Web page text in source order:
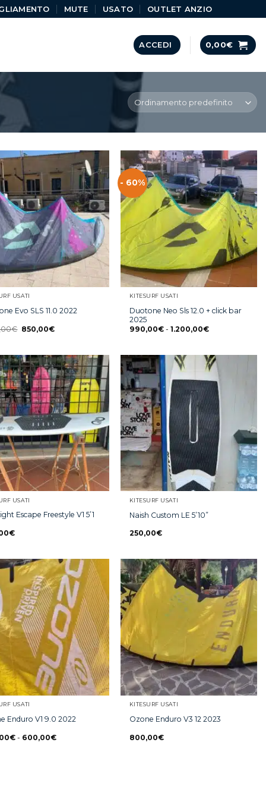
MUTE USATO OUTLET ANZIO
ACCEDI 0,00€
USATI
Evo SLS 11.0 2022
€ 850,00€
- 60%
KITESURF USATI
Duotone Neo Sls 12.0 + click bar
2025
990,00€ - 1.200,00€
USATI
Escape Freestyle V1 5’1
€
KITESURF USATI
Naish Custom LE 5’10”
250,00€
USATI
Enduro V1 9.0 2022
€ - 600,00€
KITESURF USATI
Ozone Enduro V3 12 2023
800,00€